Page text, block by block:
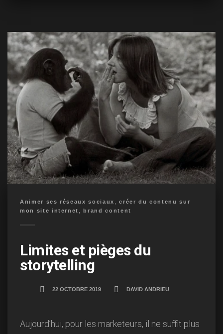
Animer ses réseaux sociaux ,créer du contenu sur
mon site internet
brand content
Limites et pièges du
storytelling
22 OCTOBRE 2019 DAVID ANDRIEU
Aujourd’hui, pour les marketeurs, il ne suffit plus